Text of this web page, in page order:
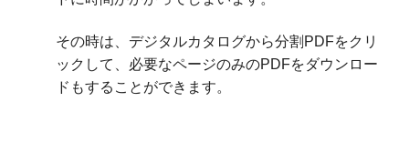
その時は、デジタルカタログから分割PDFをクリ
ックして、必要なページのみのPDFをダウンロー
ドもすることができます。